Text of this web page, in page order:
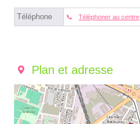
Téléphone Téléphoner au centre
Plan et adresse